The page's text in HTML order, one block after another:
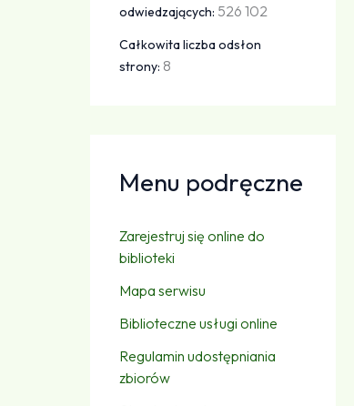
odwiedzających: 526 102
Całkowita liczba odsłon
strony: 8
Menu podręczne
Zarejestruj się online do
biblioteki
Mapa serwisu
Biblioteczne usługi online
Regulamin udostępniania
zbiorów